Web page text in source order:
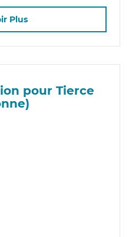
Plus
pour Tierce